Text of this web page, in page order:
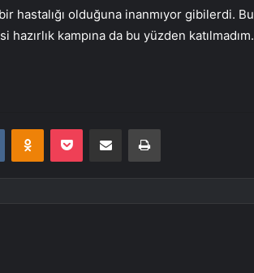
hastalığı olduğuna inanmıyor gibilerdi. Bu
kampına da bu yüzden katılmadım.
VKontakteOdnoklassniki
Pocket E-Posta ile paylaş Yazdır